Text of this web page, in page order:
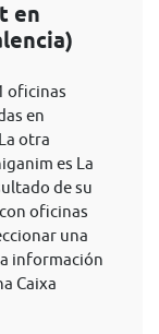
en
oficinas
en
otra
es La
de su
oficinas
una
información
Caixa